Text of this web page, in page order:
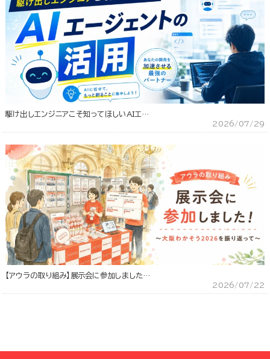
駆け出しエンジニアこそ知ってほしいAIエ…
2026/07/29
【アウラの取り組み】展示会に参加しました…
2026/07/22